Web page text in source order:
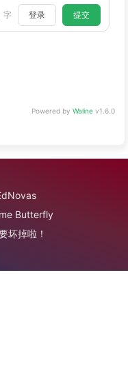
字 登录 提交
Powered by Waline v1.6.0
Butterfly
坏掉啦！